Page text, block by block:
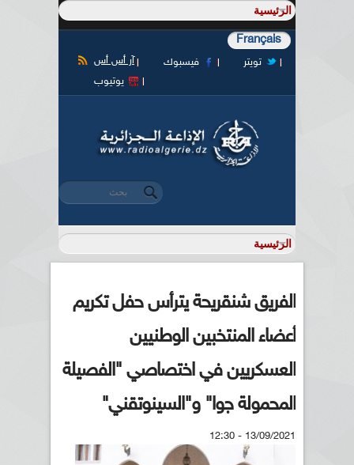
Français
آر أس أس فيسبوك
تويتر
يوتيوب
استمارة البحث
‏بحث ‏
الفريق شنقريحة يترأس حفل تكريم
أعضاء المنتخبين الوطنيين
العسكريين في اختصاصي "الفصيلة
المحمولة جوا" و"السينوتقني"
13/09/2021 - 12:30